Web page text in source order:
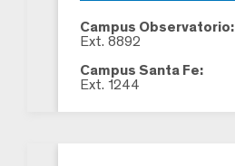
Campus Observatorio:
Ext. 8892
Campus Santa Fe:
Ext. 1244